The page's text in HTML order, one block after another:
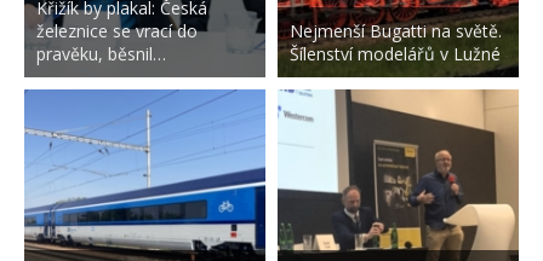
Křižík by plakal: Česká
železnice se vrací do
pravěku, běsnil…
Nejmenší Bugatti na světě.
Šílenství modelářů v Lužné